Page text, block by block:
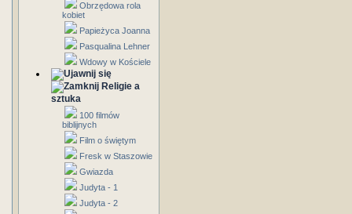
Obrzędowa rola
kobiet
Papieżyca Joanna
Pasqualina Lehner
Wdowy w Kościele
Religie a
sztuka
100 filmów
biblijnych
Film o świętym
Fresk w Staszowie
Gwiazda
Judyta - 1
Judyta - 2